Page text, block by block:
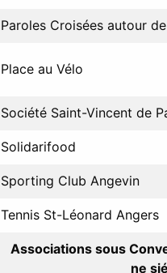
Paroles Croisées autour
Place au Vélo
Société Saint-Vincent de
Solidarifood
Sporting Club Angevin
Tennis St-Léonard Angers
Associations sous
ne